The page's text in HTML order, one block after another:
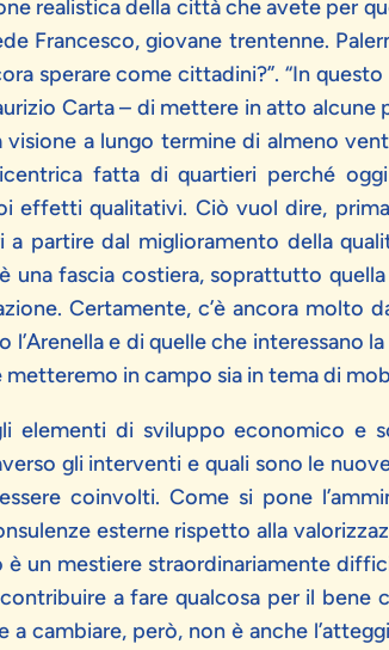
realistica della città che avete per
Francesco, giovane trentenne.
sperare come cittadini?”. “In
Carta – di mettere in atto
visione a lungo termine di almeno
fatta di quartieri perché
effetti qualitativi. Ciò vuol dire,
a partire dal miglioramento della
una fascia costiera, soprattutto
Certamente, c’è ancora molto
l’Arenella e di quelle che interessano
in campo sia in tema di
elementi di sviluppo economico e
gli interventi e quali sono le
coinvolti. Come si pone
esterne rispetto alla
è un mestiere straordinariamente
a fare qualcosa per il
a cambiare, però, non è anche